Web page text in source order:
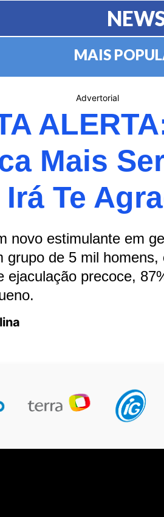
MAIS
Advertorial
Mais
Te
novo estimulante em
de 5 mil
ejaculação precoce,